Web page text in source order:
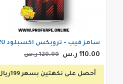
سامز فيب - تروبكس اكسبلود 120مل 3ملجم
110.00 ر.س 120.00 ر.س
أحصل على نكهتين بسعر 199ريال